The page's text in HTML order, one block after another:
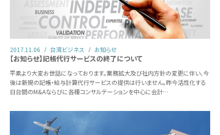
2017.11.06 台湾ビジネス お知らせ
【お知らせ】記帳代行サービスの終了について
平素より大変お世話になっております。業務拡大及び社内方針の変更に伴い、今
後は新規の記帳・給与計算代行サービスの提供は行いません。昨今活性化する
日台間のM&Aならびに各種コンサルテーションを中心に会計…